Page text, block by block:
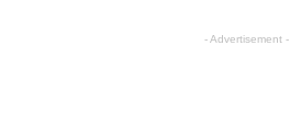
- Advertisement -